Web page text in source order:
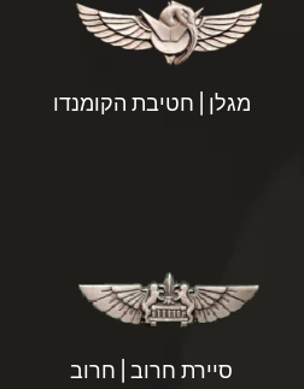
מגלן | חטיבת הקומנדו
סיירת חרוב | חרוב